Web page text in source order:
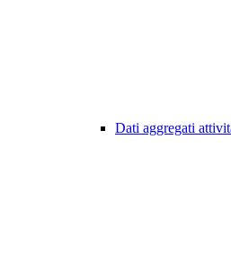
Dati aggregati